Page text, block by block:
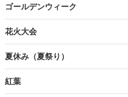
ゴールデンウィーク
花火大会
夏休み（夏祭り）
紅葉